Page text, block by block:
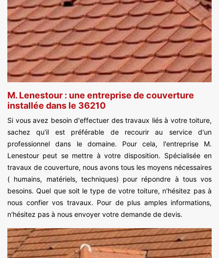
M. Lenestour : une entreprise de couverture
installée dans le 36210
Si vous avez besoin d'effectuer des travaux liés à votre toiture,
sachez qu'il est préférable de recourir au service d'un
professionnel dans le domaine. Pour cela, l'entreprise M.
Lenestour peut se mettre à votre disposition. Spécialisée en
travaux de couverture, nous avons tous les moyens nécessaires
( humains, matériels, techniques) pour répondre à tous vos
besoins. Quel que soit le type de votre toiture, n'hésitez pas à
nous confier vos travaux. Pour de plus amples informations,
n'hésitez pas à nous envoyer votre demande de devis.